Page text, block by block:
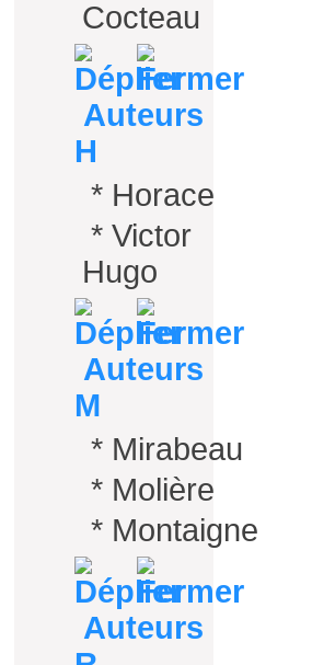
Cocteau
Auteurs
H
* Horace
* Victor
Hugo
Auteurs
M
* Mirabeau
* Molière
* Montaigne
Auteurs